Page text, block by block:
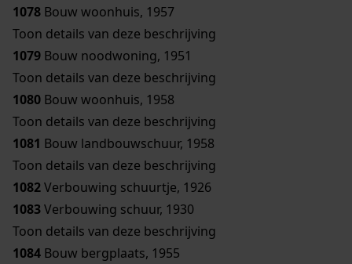
1078 Bouw woonhuis, 1957
Toon details van deze beschrijving
1079 Bouw noodwoning, 1951
Toon details van deze beschrijving
1080 Bouw woonhuis, 1958
Toon details van deze beschrijving
1081 Bouw landbouwschuur, 1958
Toon details van deze beschrijving
1082Verbouwing schuurtje, 1926
1083Verbouwing schuur, 1930
Toon details van deze beschrijving
1084 Bouw bergplaats, 1955